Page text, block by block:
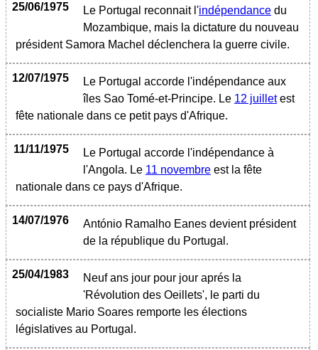
25/06/1975 Le Portugal reconnait l'indépendance du
Mozambique, mais la dictature du nouveau
président Samora Machel déclenchera la guerre civile.
12/07/1975
Le Portugal accorde l'indépendance aux
îles Sao Tomé-et-Principe. Le 12 juilletest
fête nationale dans ce petit pays d'Afrique.
11/11/1975
Le Portugal accorde l'indépendance à
l'Angola. Le 11 novembre est la fête
nationale dans ce pays d'Afrique.
14/07/1976
António Ramalho Eanes devient président
de la république du Portugal.
25/04/1983
Neuf ans jour pour jour aprés la
'Révolution des Oeillets', le parti du
socialiste Mario Soares remporte les élections
législatives au Portugal.